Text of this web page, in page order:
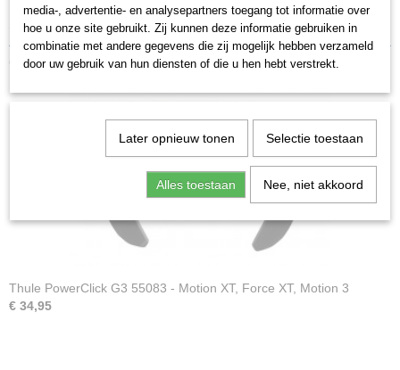
Prijs voor 4 stuks.
Spare part nummer 10739
Ook interessant
Thule PowerClick G3 55083 - Motion XT, Force XT, Motion 3
€ 34,95
media-, advertentie- en analysepartners toegang tot informatie over
hoe u onze site gebruikt. Zij kunnen deze informatie gebruiken in
combinatie met andere gegevens die zij mogelijk hebben verzameld
door uw gebruik van hun diensten of die u hen hebt verstrekt.
Later opnieuw tonen Selectie toestaan
Alles toestaan Nee, niet akkoord